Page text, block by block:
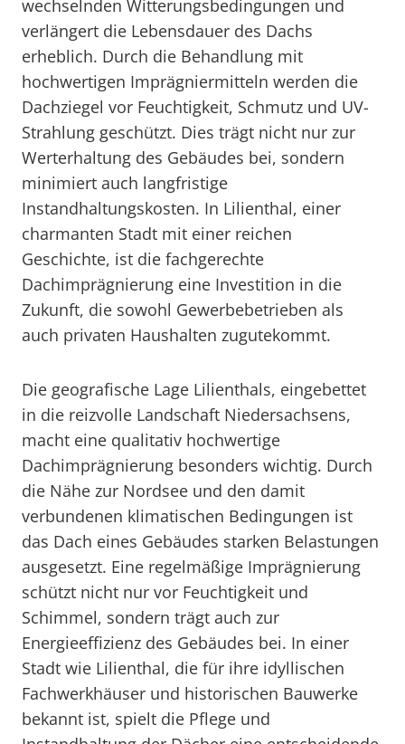
wechselnden Witterungsbedingungen und
verlängert die Lebensdauer des Dachs
erheblich. Durch die Behandlung mit
hochwertigen Imprägniermitteln werden die
Dachziegel vor Feuchtigkeit, Schmutz und UV-
Strahlung geschützt. Dies trägt nicht nur zur
Werterhaltung des Gebäudes bei, sondern
minimiert auch langfristige
Instandhaltungskosten. In Lilienthal, einer
charmanten Stadt mit einer reichen
Geschichte, ist die fachgerechte
Dachimprägnierung eine Investition in die
Zukunft, die sowohl Gewerbebetrieben als
auch privaten Haushalten zugutekommt.
Die geografische Lage Lilienthals, eingebettet
in die reizvolle Landschaft Niedersachsens,
macht eine qualitativ hochwertige
Dachimprägnierung besonders wichtig. Durch
die Nähe zur Nordsee und den damit
verbundenen klimatischen Bedingungen ist
das Dach eines Gebäudes starken Belastungen
ausgesetzt. Eine regelmäßige Imprägnierung
schützt nicht nur vor Feuchtigkeit und
Schimmel, sondern trägt auch zur
Energieeffizienz des Gebäudes bei. In einer
Stadt wie Lilienthal, die für ihre idyllischen
Fachwerkhäuser und historischen Bauwerke
bekannt ist, spielt die Pflege und